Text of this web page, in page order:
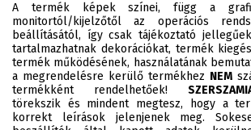
A termék képek színei, függ a
monitortól/kijelzőtől az operációs
beállításától, így csak tájékoztató
tartalmazhatnak dekorációkat, termék
termék működésének, használatának
a megrendelésre kerülő termékhez NEM
termékként rendelhetőek!
törekszik és mindent megtesz, hogy a
korrekt leírások jelenjenek meg.